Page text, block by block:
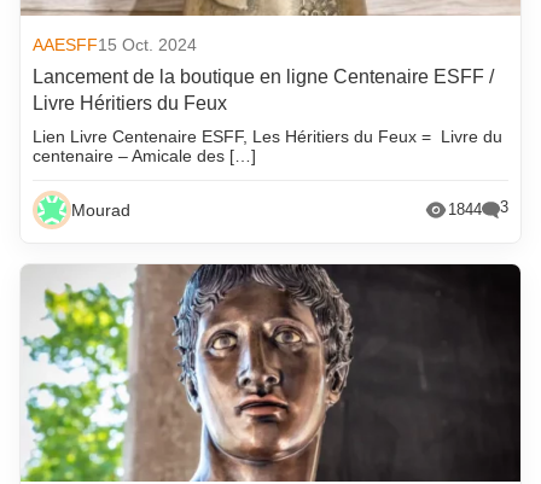
AAESFF15 Oct. 2024
Lancement de la boutique en ligne Centenaire ESFF /
Livre Héritiers du Feux
Lien Livre Centenaire ESFF, Les Héritiers du Feux = Livre du
centenaire – Amicale des […]
Mourad 1844 3